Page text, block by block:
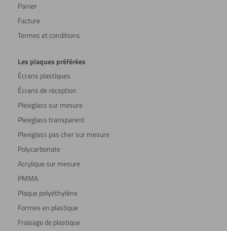
Panier
Facture
Termes et conditions
Les plaques préférées
Écrans plastiques
Écrans de réception
Plexiglass sur mesure
Plexiglass transparent
Plexiglass pas cher sur mesure
Polycarbonate
Acrylique sur mesure
PMMA
Plaque polyéthylène
Formes en plastique
Fraisage de plastique